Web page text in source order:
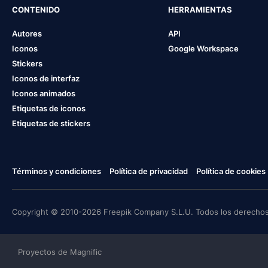
CONTENIDO
Autores
Iconos
Stickers
Iconos de interfaz
Iconos animados
Etiquetas de iconos
Etiquetas de stickers
HERRAMIENTAS
API
Google Workspace
Términos y condiciones Política de privacidad Política de cookies
Copyright © 2010-2026 Freepik Company S.L.U. Todos los
Proyectos de Magnific